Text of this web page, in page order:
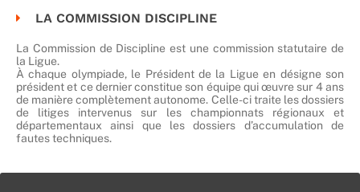
LA COMMISSION DISCIPLINE
La Commission de Discipline est une commission statutaire de
la Ligue.
À chaque olympiade, le Président de la Ligue en désigne son
président et ce dernier constitue son équipe qui œuvre sur 4 ans
de manière complètement autonome. Celle-ci traite les dossiers
de litiges intervenus sur les championnats régionaux et
départementaux ainsi que les dossiers d’accumulation de
fautes techniques.